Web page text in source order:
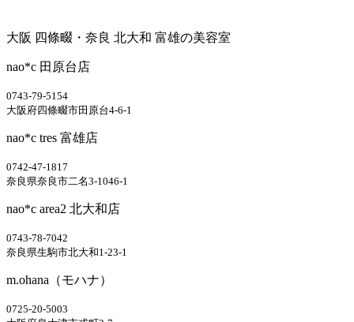
大阪 四條畷・奈良 北大和 富雄の美容室
nao*c 田原台店
0743-79-5154
大阪府四條畷市田原台4-6-1
nao*c tres 富雄店
0742-47-1817
奈良県奈良市二名3-1046-1
nao*c area2 北大和店
0743-78-7042
奈良県生駒市北大和1-23-1
m.ohana（モハナ）
0725-20-5003